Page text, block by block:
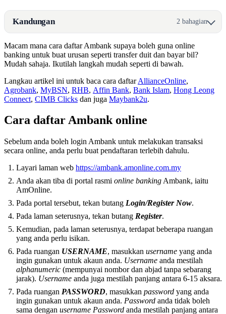
Kandungan 2 bahagian
Macam mana cara daftar Ambank supaya boleh guna online
banking untuk buat urusan seperti transfer duit dan bayar bil?
Mudah sahaja. Ikutilah langkah mudah seperti di bawah.
Langkau artikel ini untuk baca cara daftarAllianceOnline,
Agrobank, MyBSN, RHB, Affin Bank, Bank Islam, Hong Leong
Connect, CIMB Clicks dan juga Maybank2u.
Cara daftar Ambank online
Sebelum anda boleh login Ambank untuk melakukan transaksi
secara online, anda perlu buat pendaftaran terlebih dahulu.
Layari laman web https://ambank.amonline.com.my
Anda akan tiba di portal rasmi online banking Ambank, iaitu
AmOnline.
Pada portal tersebut, tekan butang Login/Register Now.
Pada laman seterusnya, tekan butang Register.
Kemudian, pada laman seterusnya, terdapat beberapa ruangan
yang anda perlu isikan.
Pada ruangan USERNAME, masukkan username yang anda
ingin gunakan untuk akaun anda. Username anda mestilah
alphanumeric (mempunyai nombor dan abjad tanpa sebarang
jarak). Username anda juga mestilah panjang antara 6-15 aksara.
Pada ruangan PASSWORD, masukkan password yang anda
ingin gunakan untuk akaun anda. Password anda tidak boleh
sama dengan username Password anda mestilah panjang antara